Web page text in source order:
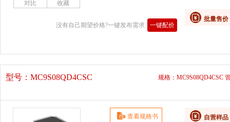
没有自己期望价格?一键发布需求 一键配价
批量售价
型号： MC9S08QD4CSC 规格：MC9S08QD4CSC
查看规格书 自营样品